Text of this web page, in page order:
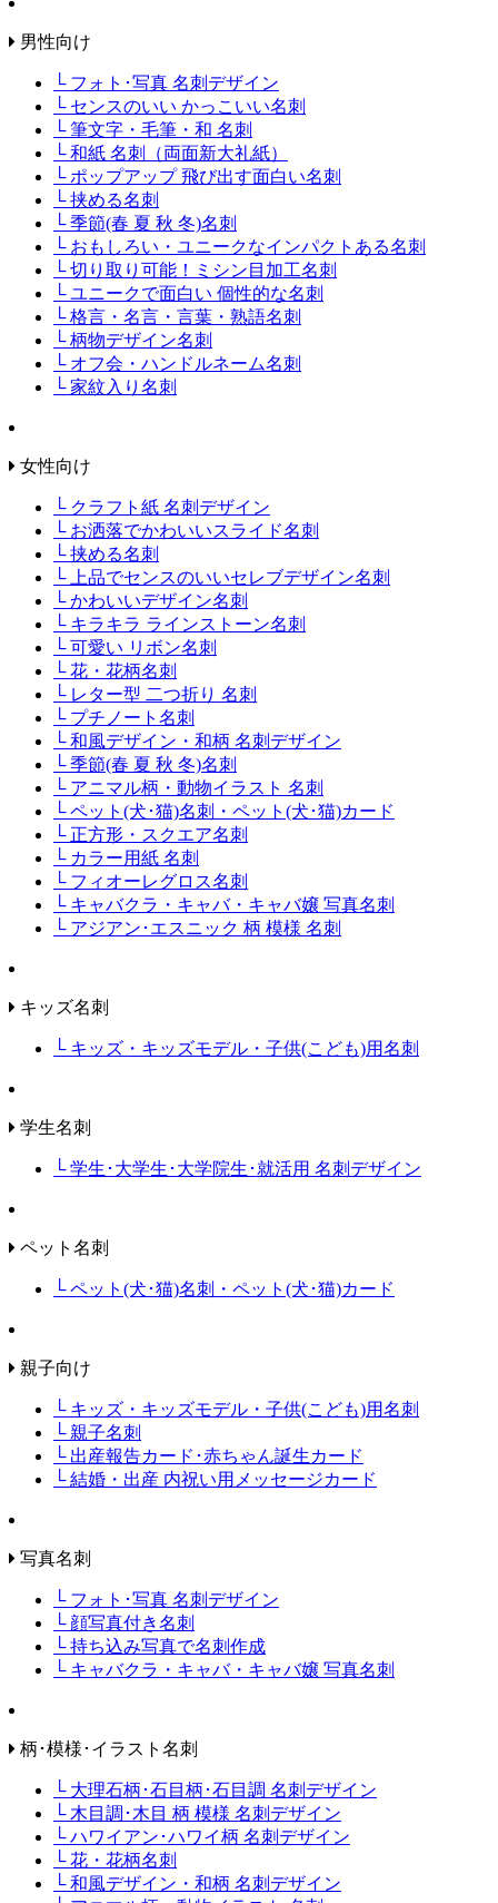
男性向け
└ フォト･写真 名刺デザイン
└ センスのいい かっこいい名刺
└ 筆文字・毛筆・和 名刺
└ 和紙 名刺（両面新大礼紙）
└ ポップアップ 飛び出す面白い名刺
└ 挟める名刺
└ 季節(春 夏 秋 冬)名刺
└ おもしろい・ユニークなインパクトある名刺
└ 切り取り可能！ミシン目加工名刺
└ ユニークで面白い 個性的な名刺
└ 格言・名言・言葉・熟語名刺
└ 柄物デザイン名刺
└ オフ会・ハンドルネーム名刺
└ 家紋入り名刺
女性向け
└ クラフト紙 名刺デザイン
└ お洒落でかわいいスライド名刺
└ 挟める名刺
└ 上品でセンスのいいセレブデザイン名刺
└ かわいいデザイン名刺
└ キラキラ ラインストーン名刺
└ 可愛い リボン名刺
└ 花・花柄名刺
└ レター型 二つ折り 名刺
└ プチノート名刺
└ 和風デザイン・和柄 名刺デザイン
└ 季節(春 夏 秋 冬)名刺
└ アニマル柄・動物イラスト 名刺
└ ペット(犬･猫)名刺・ペット(犬･猫)カード
└ 正方形・スクエア名刺
└ カラー用紙 名刺
└ フィオーレグロス名刺
└ キャバクラ・キャバ・キャバ嬢 写真名刺
└ アジアン･エスニック 柄 模様 名刺
キッズ名刺
└ キッズ・キッズモデル・子供(こども)用名刺
学生名刺
└ 学生･大学生･大学院生･就活用 名刺デザイン
ペット名刺
└ ペット(犬･猫)名刺・ペット(犬･猫)カード
親子向け
└ キッズ・キッズモデル・子供(こども)用名刺
└ 親子名刺
└ 出産報告カード･赤ちゃん誕生カード
└ 結婚・出産 内祝い用メッセージカード
写真名刺
└ フォト･写真 名刺デザイン
└ 顔写真付き名刺
└ 持ち込み写真で名刺作成
└ キャバクラ・キャバ・キャバ嬢 写真名刺
柄･模様･イラスト名刺
└ 大理石柄･石目柄･石目調 名刺デザイン
└ 木目調･木目 柄 模様 名刺デザイン
└ ハワイアン･ハワイ柄 名刺デザイン
└ 花・花柄名刺
└ 和風デザイン・和柄 名刺デザイン